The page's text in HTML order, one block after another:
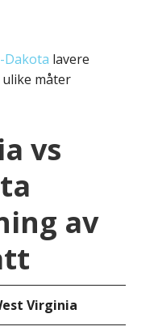
Dakota lavere
måter
vs
av
Virginia